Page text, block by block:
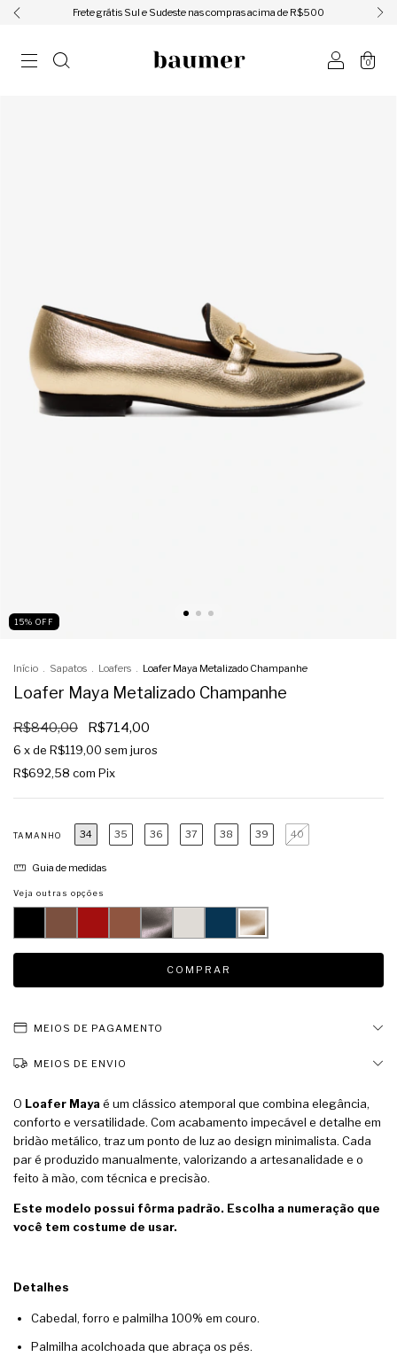
ㅤㅤㅤㅤFrete grátis Sul e Sudeste nas compras acima de R$500ㅤㅤㅤㅤ
0
15% OFF
Início Sapatos Loafers Loafer Maya Metalizado Champanhe
Loafer Maya Metalizado Champanhe
R$840,00 R$714,00
6 x de R$119,00 sem juros
R$692,58 com Pix
TAMANHO 34 35 36 37 38 39 40
Guia de medidas
Veja outras opções
MEIOS DE PAGAMENTO
MEIOS DE ENVIO
O Loafer Maya é um clássico atemporal que combina elegância,
conforto e versatilidade. Com acabamento impecável e detalhe em
bridão metálico, traz um ponto de luz ao design minimalista. Cada
par é produzido manualmente, valorizando a artesanalidade e o
feito à mão, com técnica e precisão.
Este modelo possui fôrma padrão. Escolha a numeração que
você tem costume de usar.
Detalhes
Cabedal, forro e palmilha 100% em couro.
Palmilha acolchoada que abraça os pés.